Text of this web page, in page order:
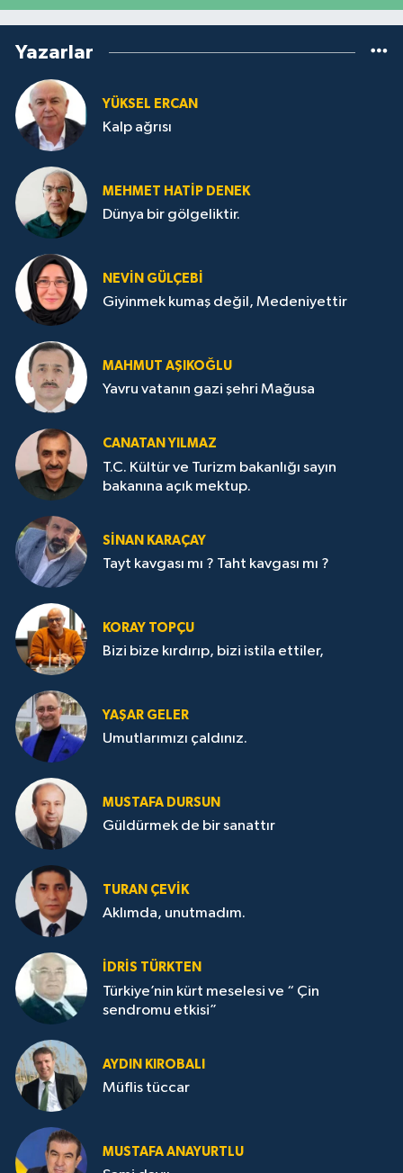
Yazarlar
YÜKSEL ERCAN
Kalp ağrısı
MEHMET HATİP DENEK
Dünya bir gölgeliktir.
NEVİN GÜLÇEBİ
Giyinmek kumaş değil, Medeniyettir
MAHMUT AŞIKOĞLU
Yavru vatanın gazi şehri Mağusa
CANATAN YILMAZ
T.C. Kültür ve Turizm bakanlığı sayın
bakanına açık mektup.
SİNAN KARAÇAY
Tayt kavgası mı ? Taht kavgası mı ?
KORAY TOPÇU
Bizi bize kırdırıp, bizi istila ettiler,
YAŞAR GELER
Umutlarımızı çaldınız.
MUSTAFA DURSUN
Güldürmek de bir sanattır
TURAN ÇEVİK
Aklımda, unutmadım.
İDRİS TÜRKTEN
Türkiye’nin kürt meselesi ve “ Çin
sendromu etkisi”
AYDIN KIROBALI
Müflis tüccar
MUSTAFA ANAYURTLU